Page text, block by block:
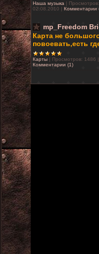
Наша музыка | Просмотров:
02.08.2010 | Комментарии
mp_Freedom
Карта не
повоевать,есть
Карты | Просмотров: 1486
Комментарии (1)